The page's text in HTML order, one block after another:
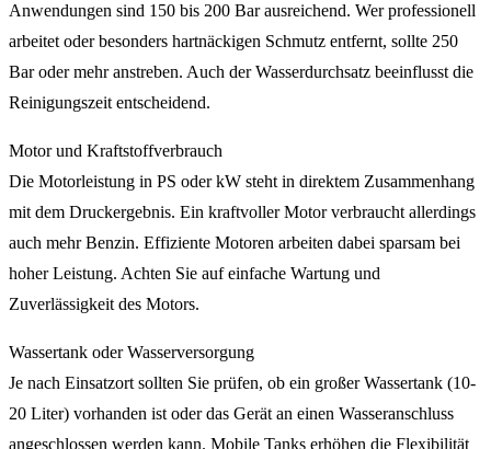
Anwendungen sind 150 bis 200 Bar ausreichend. Wer professionell
arbeitet oder besonders hartnäckigen Schmutz entfernt, sollte 250
Bar oder mehr anstreben. Auch der Wasserdurchsatz beeinflusst die
Reinigungszeit entscheidend.
Motor und Kraftstoffverbrauch
Die Motorleistung in PS oder kW steht in direktem Zusammenhang
mit dem Druckergebnis. Ein kraftvoller Motor verbraucht allerdings
auch mehr Benzin. Effiziente Motoren arbeiten dabei sparsam bei
hoher Leistung. Achten Sie auf einfache Wartung und
Zuverlässigkeit des Motors.
Wassertank oder Wasserversorgung
Je nach Einsatzort sollten Sie prüfen, ob ein großer Wassertank (10-
20 Liter) vorhanden ist oder das Gerät an einen Wasseranschluss
angeschlossen werden kann. Mobile Tanks erhöhen die Flexibilität